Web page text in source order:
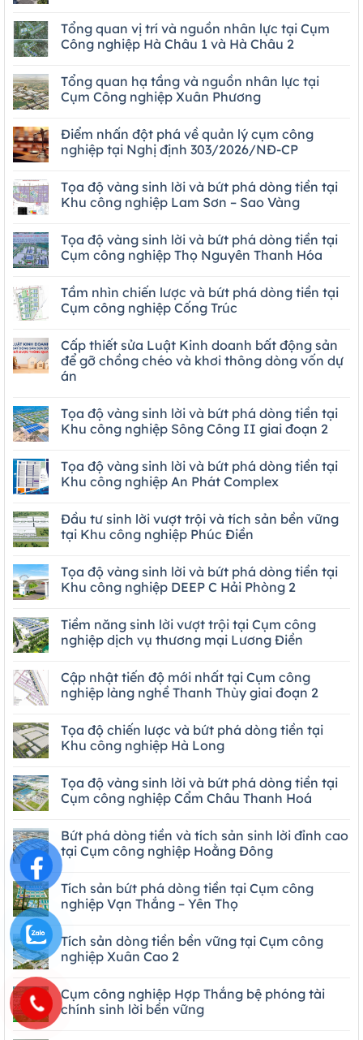
Tổng quan vị trí và nguồn nhân lực tại Cụm
Công nghiệp Hà Châu 1 và Hà Châu 2
Tổng quan hạ tầng và nguồn nhân lực tại
Cụm Công nghiệp Xuân Phương
Điểm nhấn đột phá về quản lý cụm công
nghiệp tại Nghị định 303/2026/NĐ-CP
Tọa độ vàng sinh lời và bứt phá dòng tiền tại
Khu công nghiệp Lam Sơn – Sao Vàng
Tọa độ vàng sinh lời và bứt phá dòng tiền tại
Cụm công nghiệp Thọ Nguyên Thanh Hóa
Tầm nhìn chiến lược và bứt phá dòng tiền tại
Cụm công nghiệp Cống Trúc
Cấp thiết sửa Luật Kinh doanh bất động sản
để gỡ chồng chéo và khơi thông dòng vốn dự
án
Tọa độ vàng sinh lời và bứt phá dòng tiền tại
Khu công nghiệp Sông Công II giai đoạn 2
Tọa độ vàng sinh lời và bứt phá dòng tiền tại
Khu công nghiệp An Phát Complex
Đầu tư sinh lời vượt trội và tích sản bền vững
tại Khu công nghiệp Phúc Điền
Tọa độ vàng sinh lời và bứt phá dòng tiền tại
Khu công nghiệp DEEP C Hải Phòng 2
Tiềm năng sinh lời vượt trội tại Cụm công
nghiệp dịch vụ thương mại Lương Điền
Cập nhật tiến độ mới nhất tại Cụm công
nghiệp làng nghề Thanh Thùy giai đoạn 2
Tọa độ chiến lược và bứt phá dòng tiền tại
Khu công nghiệp Hà Long
Tọa độ vàng sinh lời và bứt phá dòng tiền tại
Cụm công nghiệp Cẩm Châu Thanh Hoá
Bứt phá dòng tiền và tích sản sinh lời đỉnh cao
tại Cụm công nghiệp Hoằng Đông
Tích sản bứt phá dòng tiền tại Cụm công
nghiệp Vạn Thắng – Yên Thọ
Tích sản dòng tiền bền vững tại Cụm công
nghiệp Xuân Cao 2
Cụm công nghiệp Hợp Thắng bệ phóng tài
chính sinh lời bền vững